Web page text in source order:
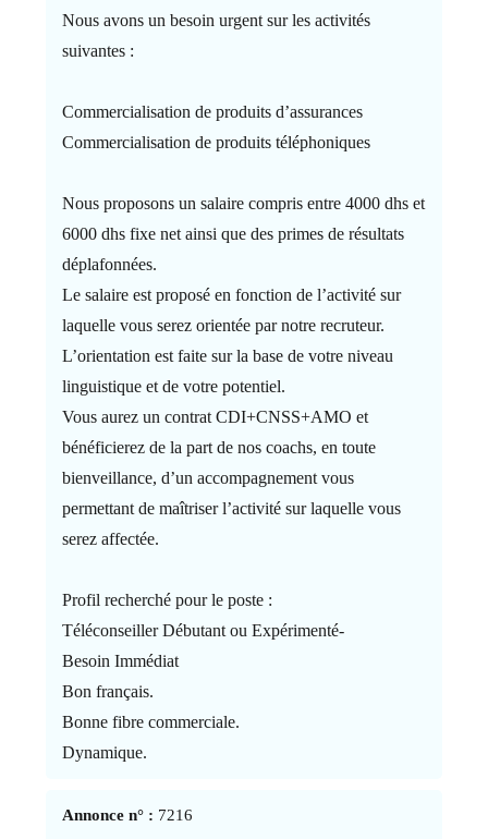
Nous avons un besoin urgent sur les activités
suivantes :
Commercialisation de produits d’assurances
Commercialisation de produits téléphoniques
Nous proposons un salaire compris entre 4000 dhs et
6000 dhs fixe net ainsi que des primes de résultats
déplafonnées.
Le salaire est proposé en fonction de l’activité sur
laquelle vous serez orientée par notre recruteur.
L’orientation est faite sur la base de votre niveau
linguistique et de votre potentiel.
Vous aurez un contrat CDI+CNSS+AMO et
bénéficierez de la part de nos coachs, en toute
bienveillance, d’un accompagnement vous
permettant de maîtriser l’activité sur laquelle vous
serez affectée.
Profil recherché pour le poste :
Téléconseiller Débutant ou Expérimenté-
Besoin Immédiat
Bon français.
Bonne fibre commerciale.
Dynamique.
Annonce n° : 7216